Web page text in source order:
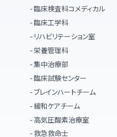
臨床検査科コメディカル
臨床工学科
リハビリテーション室
栄養管理科
集中治療部
臨床試験センター
ブレインハートチーム
緩和ケアチーム
高気圧酸素治療室
救急救命士